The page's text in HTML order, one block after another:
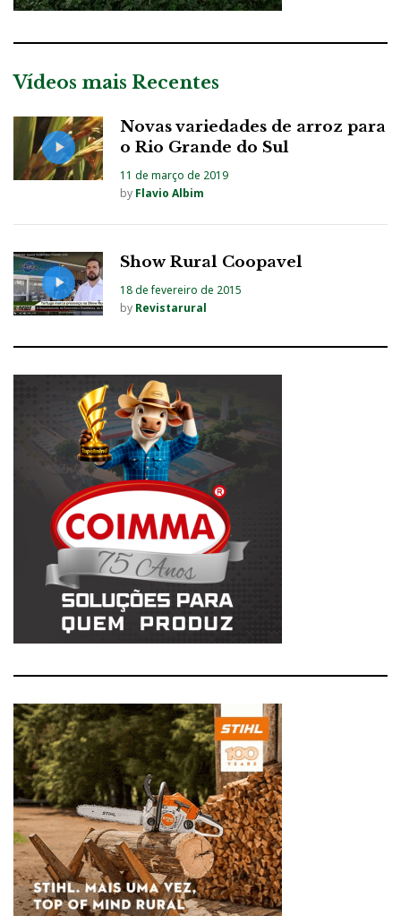
Vídeos mais Recentes
Novas variedades de arroz para
o Rio Grande do Sul
11 de março de 2019
by Flavio Albim
Show Rural Coopavel
18 de fevereiro de 2015
by Revistarural